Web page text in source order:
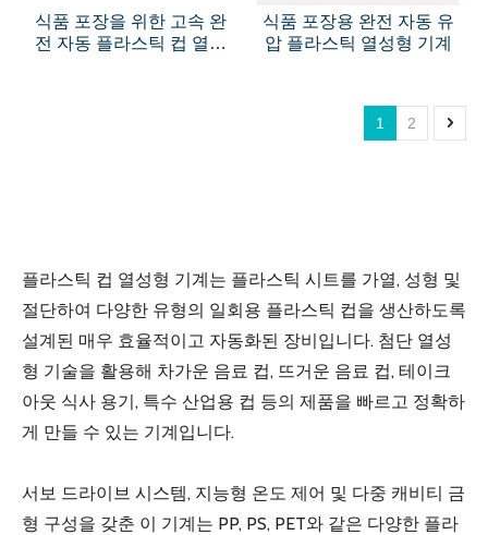
식품 포장을 위한 고속 완
전 자동 플라스틱 컵 열성
식품 포장용 완전 자동 유
압 플라스틱 열성형 기계
1 2
플라스틱 컵 열성형 기계는 플라스틱 시트를 가열, 성형 및
절단하여 다양한 유형의 일회용 플라스틱 컵을 생산하도록
설계된 매우 효율적이고 자동화된 장비입니다. 첨단 열성
형 기술을 활용해 차가운 ​​음료 컵, 뜨거운 음료 컵, 테이크
아웃 식사 용기, 특수 산업용 컵 등의 제품을 빠르고 정확하
게 만들 수 있는 기계입니다.
서보 드라이브 시스템, 지능형 온도 제어 및 다중 캐비티 금
형 구성을 갖춘 이 기계는 PP, PS, PET와 같은 다양한 플라